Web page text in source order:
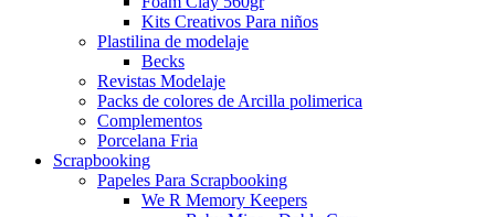
Kits Creativos Para niños
Plastilina de modelaje
Becks
Revistas Modelaje
Packs de colores de Arcilla polimerica
Complementos
Porcelana Fria
Scrapbooking
Papeles Para Scrapbooking
We R Memory Keepers